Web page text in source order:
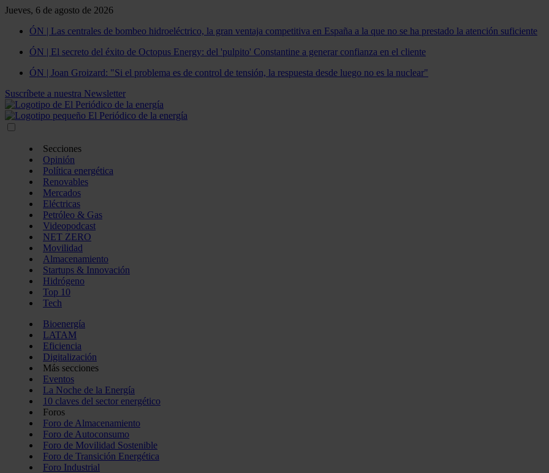
Jueves, 6 de agosto de 2026
ÓN | Las centrales de bombeo hidroeléctrico, la gran ventaja competitiva en España a la que no se ha prestado la atención suficiente
ÓN | El secreto del éxito de Octopus Energy: del 'pulpito' Constantine a generar confianza en el cliente
ÓN | Joan Groizard: "Si el problema es de control de tensión, la respuesta desde luego no es la nuclear"
Suscríbete a nuestra Newsletter
Secciones
Opinión
Política energética
Renovables
Mercados
Eléctricas
Petróleo & Gas
Videopodcast
NET ZERO
Movilidad
Almacenamiento
Startups & Innovación
Hidrógeno
Top 10
Tech
Bioenergía
LATAM
Eficiencia
Digitalización
Más secciones
Eventos
La Noche de la Energía
10 claves del sector energético
Foros
Foro de Almacenamiento
Foro de Autoconsumo
Foro de Movilidad Sostenible
Foro de Transición Energética
Foro Industrial